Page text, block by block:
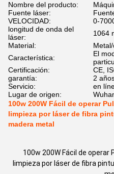
Nombre del producto:
Fuente láser:
VELOCIDAD:
0-
longitud de onda del
láser:
1064
Material:
Característica:
El
Certificación:
CE,
garantía:
2
Servicio:
en
Lugar de origen:
100w 200W Fácil de operar
limpieza por láser de fibra
madera metal
100w 200W Fácil de operar
limpieza por láser de fibra